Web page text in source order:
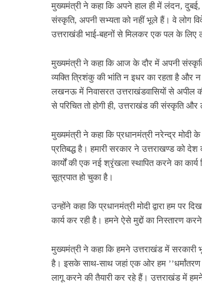
मुख्यमंत्री ने कहा कि अपने हाल ही में लंदन, दुबई,
संस्कृति, अपनी सभ्यता को नहीं भूले हैं। वे लोग
उत्तराखंडी भाई-बहनों से मिलकर एक पल के
मुख्यमंत्री ने कहा कि आज के दौर में अपनी
व्यक्ति त्रिशंकु की भांति न इधर का रहता है
लखनऊ में निवासरत उत्तराखंडवासियों से अपील
से परिचित तो होगी ही, उत्तराखंड की संस्कृति और
मुख्यमंत्री ने कहा कि प्रधानमंत्री नरेन्द्र मोदी
प्रतिबद्ध है। हमारी सरकार ने उत्तराखण्ड को
कार्यों की एक नई श्रृंखला स्थापित करने का
सूत्रपात हो चुका है।
उन्होंने कहा कि प्रधानमंत्री मोदी द्वारा हम पर
कार्य कर रही है। हमने ऐसे मुद्दों का निस्तारण
मुख्यमंत्री ने कहा कि हमने उत्तराखंड में
है। इसके साथ-साथ जहां एक ओर हम
लागू करने की तैयारी कर रहे हैं। उत्तराखंड में